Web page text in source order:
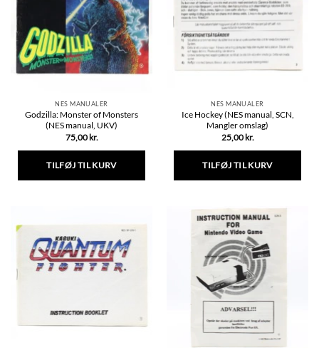
NES MANUALER
Godzilla: Monster of Monsters
(NES manual, UKV)
75,00 kr.
TILFØJ TIL KURV
NES MANUALER
Ice Hockey (NES manual, SCN,
Mangler omslag)
25,00 kr.
TILFØJ TIL KURV